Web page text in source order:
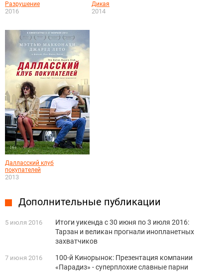
Разрушение
2016
Дикая
2014
Далласский клуб
покупателей
2013
Дополнительные публикации
5 июля 2016
Итоги уикенда с 30 июня по 3 июля 2016:
Тарзан и великан прогнали инопланетных
захватчиков
7 июня 2016
100-й Кинорынок: Презентация компании
«Парадиз» - суперплохие славные парни